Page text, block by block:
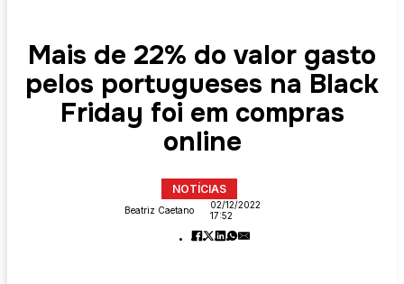
Mais de 22% do valor gasto
pelos portugueses na Black
Friday foi em compras
online
NOTÍCIAS
Beatriz Caetano
02/12/2022
17:52